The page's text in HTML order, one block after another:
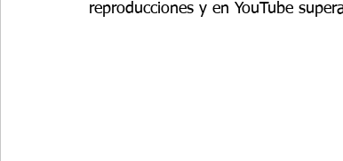
reproducciones y en YouTube